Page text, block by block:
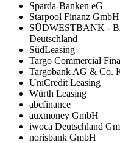
Sparda-Banken eG
Starpool Finanz
SÜDWESTBANK -
Deutschland
SüdLeasing
Targo Commercial
Targobank AG & Co.
UniCredit Leasing
Würth Leasing
abcfinance
auxmoney GmbH
iwoca Deutschland
norisbank GmbH